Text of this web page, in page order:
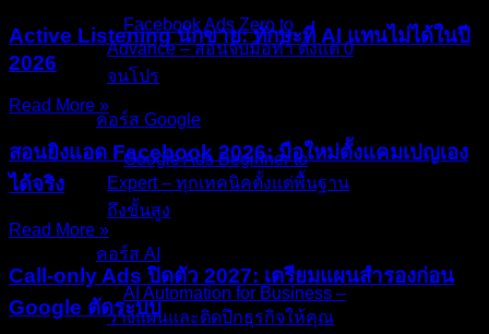
Facebook Ads Zero to
Advance – สอนจับมือทำ ตั้งแต่ 0
จนโปร
คอร์ส Google
Google Ads Beginner to
Expert – ทุกเทคนิคตั้งแต่พื้นฐาน
ถึงขั้นสูง
คอร์ส AI
AI Automation for Business –
วางแผนและติดปีกธุรกิจให้คุณ
Active Listening นักขาย: ทักษะที่ AI แทนไม่ได้ในปี
2026
Read More »
สอนยิงแอด Facebook 2026: มือใหม่ตั้งแคมเปญเอง
ได้จริง
Read More »
Call-only Ads ปิดตัว 2027: เตรียมแผนสำรองก่อน
Google ตัดระบบ